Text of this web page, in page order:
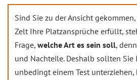
Sind Sie zu der Ansicht
Zelt Ihre Platzansprüche erfüllt,
Frage, welche Art es sein soll,
und Nachteile. Deshalb sollten Sie
unbedingt einem Test unterziehen,